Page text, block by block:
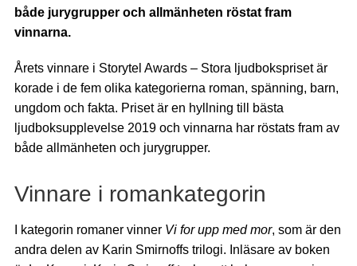
både jurygrupper och allmänheten röstat fram
vinnarna.
Årets vinnare i Storytel Awards – Stora ljudbokspriset är
korade i de fem olika kategorierna roman, spänning, barn,
ungdom och fakta. Priset är en hyllning till bästa
ljudboksupplevelse 2019 och vinnarna har röstats fram av
både allmänheten och jurygrupper.
Vinnare i romankategorin
I kategorin romaner vinner Vi for upp med mor, som är den
andra delen av Karin Smirnoffs trilogi. Inläsare av boken